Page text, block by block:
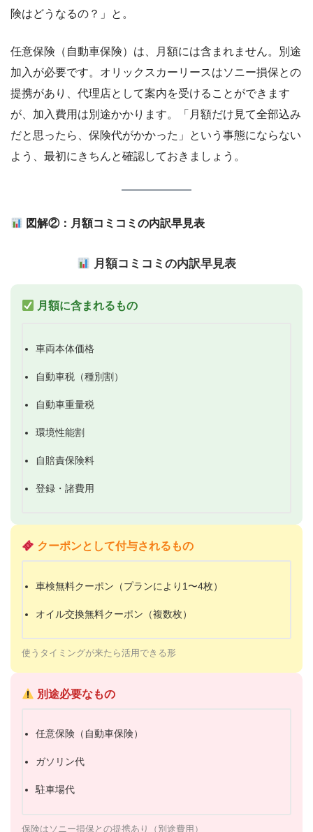
険はどうなるの？」と。
任意保険（自動車保険）は、月額には含まれません。別途
加入が必要です。オリックスカーリースはソニー損保との
提携があり、代理店として案内を受けることができます
が、加入費用は別途かかります。「月額だけ見て全部込み
だと思ったら、保険代がかかった」という事態にならない
よう、最初にきちんと確認しておきましょう。
図解②：月額コミコミの内訳早見表
月額コミコミの内訳早見表
月額に含まれるもの
車両本体価格
自動車税（種別割）
自動車重量税
環境性能割
自賠責保険料
登録・諸費用
クーポンとして付与されるもの
車検無料クーポン（プランにより1〜4枚）
オイル交換無料クーポン（複数枚）
使うタイミングが来たら活用できる形
別途必要なもの
任意保険（自動車保険）
ガソリン代
駐車場代
保険はソニー損保との提携あり（別途費用）